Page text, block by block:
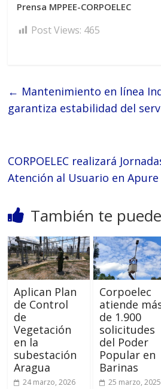
Prensa MPPEE-CORPOELEC
Post Views: 465
← Mantenimiento en línea
garantiza estabilidad del
CORPOELEC realizará
Atención al Usuario en Apure
También te
Aplican Plan
de Control
de
Vegetación
en la
subestación
Aragua
24 marzo, 2026
Corpoelec
atiende
de 1.900
solicitudes
del Poder
Popular en
Barinas
25 marzo, 2025